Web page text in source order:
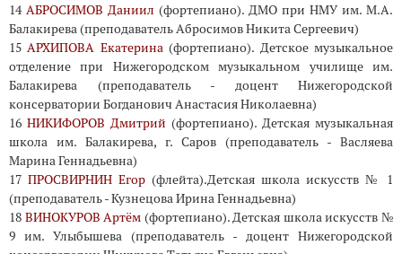
14 АБРОСИМОВ Даниил (фортепиано). ДМО при НМУ им. М.А.
Балакирева (преподаватель Абросимов Никита Cергеевич)
15АРХИПОВА Екатерина(фортепиано). Детское музыкальное
отделение при Нижегородском музыкальном училище им.
Балакирева (преподаватель - доцент Нижегородской
консерватории Богданович Анастасия Николаевна)
16 НИКИФОРОВ Дмитрий (фортепиано). Детская музыкальная
школа им. Балакирева, г. Саров (преподаватель - Васляева
Марина Геннадьевна)
17 ПРОСВИРНИН Егор (флейта).Детская школа искусств № 1
(преподаватель - Кузнецова Ирина Геннадьевна)
18 ВИНОКУРОВ Артём (фортепиано). Детская школа искусств №
9 им. Улыбышева (преподаватель - доцент Нижегородской